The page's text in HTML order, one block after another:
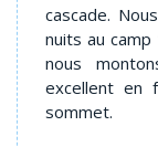
cascade.
nuits au camp
nous
excellent en
sommet.